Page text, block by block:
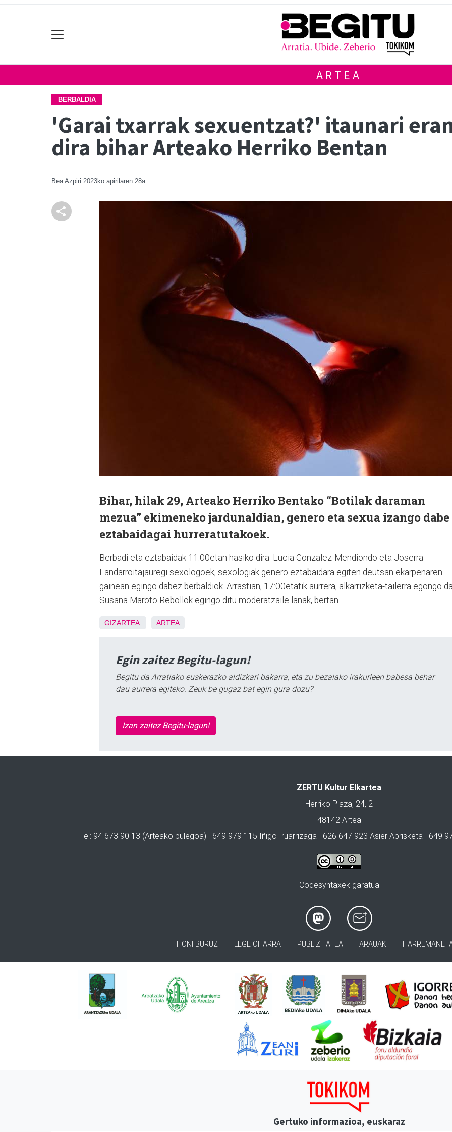
ARTEA
BERBALDIA
'Garai txarrak sexuentzat?' itaunari
dira bihar Arteako Herriko Bentan
Bea Azpiri 2023ko apirilaren 28a
Bihar, hilak 29, Arteako Herriko Bentako “Botilak daraman
mezua” ekimeneko jardunaldian, genero eta sexua izango dabe
eztabaidagai hurreratutakoek.
Berbadi eta eztabaidak 11:00etan hasiko dira. Lucia Gonzalez-Mendiondo eta Joserra
Landarroitajauregi sexologoek, sexologiak genero eztabaidara egiten deutsan ekarpenaren
gainean egingo dabez berbaldiok. Arrastian, 17:00etatik aurrera, alkarrizketa-tailerra egongo
Susana Maroto Rebollok egingo ditu moderatzaile lanak, bertan.
GIZARTEA ARTEA
Egin zaitez Begitu-lagun!
Begitu da Arratiako euskerazko aldizkari bakarra, eta zu bezalako irakurleen babesa behar
dau aurrera egiteko. Zeuk be gugaz bat egin gura dozu?
Izan zaitez Begitu-lagun!
ZERTU Kultur Elkartea
Herriko Plaza, 24, 2
48142 Artea
Tel: 94 673 90 13 (Arteako bulegoa) · 649 979 115 Iñigo Iruarrizaga · 626 647 923 Asier Abrisketa · 649
Codesyntaxek garatua
HONI BURUZ LEGE OHARRA PUBLIZITATEA ARAUAK
Gertuko informazioa, euskaraz